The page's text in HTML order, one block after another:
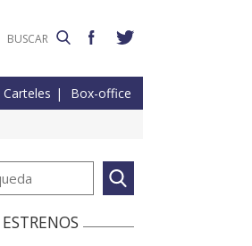
Carteles Box-office